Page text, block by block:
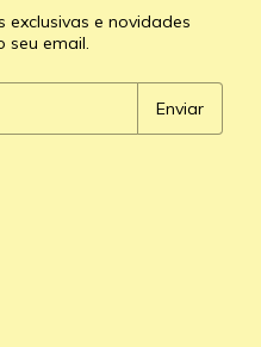
exclusivas e novidades
seu email.